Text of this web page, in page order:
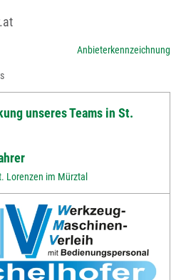
Anbieterkennzeichnung
unseres Teams in St.
Lorenzen im Mürztal